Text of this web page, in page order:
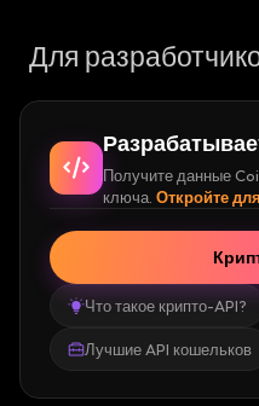
Для
Получите данные
ключа. Откройте
Что такое крипто-API?
Лучшие API кошельков